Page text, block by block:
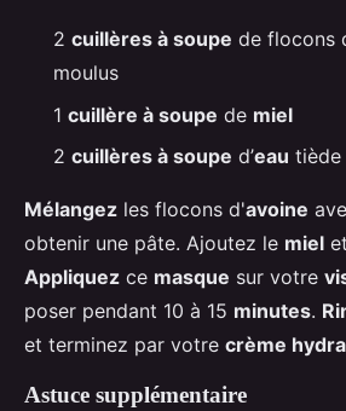
2 cuillères à soupe de flocons
moulus
1 cuillère à soupe de miel
2 cuillères à soupe d’eau tiède
Mélangez les flocons d'avoine
obtenir une pâte. Ajoutez le miel et
Appliquez ce masque sur votre
poser pendant 10 à 15 minutes.
et terminez par votre crème
Astuce supplémentaire